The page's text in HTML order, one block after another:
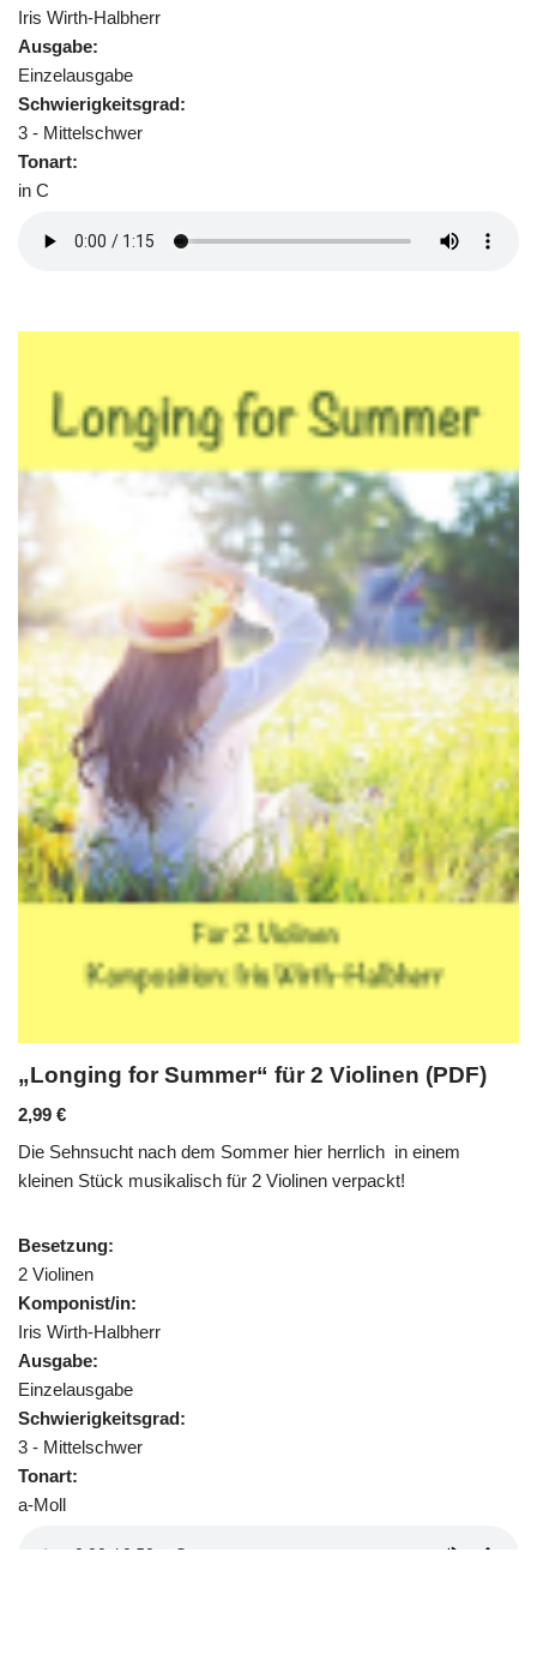
Iris Wirth-Halbherr
Ausgabe:
Einzelausgabe
Schwierigkeitsgrad:
3 - Mittelschwer
Tonart:
in C
„Longing for Summer“ für 2 Violinen (PDF)
2,99 €
Die Sehnsucht nach dem Sommer hier herrlich in einem
kleinen Stück musikalisch für 2 Violinen verpackt!
Besetzung:
2 Violinen
Komponist/in:
Iris Wirth-Halbherr
Ausgabe:
Einzelausgabe
Schwierigkeitsgrad:
3 - Mittelschwer
Tonart:
a-Moll